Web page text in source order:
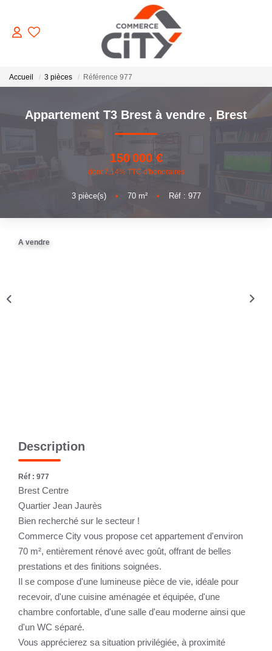
ACHETER
VENDRE
LOUER
Accueil 3 pièces Référence 977
Appartement T3 Brest à vendre , Brest
150 000 €
dont 7,14% TTC d'honoraires
3pièce(s) • 70m² • Réf : 977
A vendre
Description
Réf : 977
Brest Centre
Quartier Jean Jaurès
Bien recherché sur le secteur !
Commerce City vous propose cet appartement d'environ
70 m², entièrement rénové avec goût, offrant de belles
prestations et des finitions soignées.
Il se compose d'une lumineuse pièce de vie, idéale pour
recevoir, d'une cuisine aménagée et équipée, d'une
chambre confortable, d'une salle d'eau moderne ainsi que
d'un WC séparé.
Vous apprécierez sa situation privilégiée, à proximité